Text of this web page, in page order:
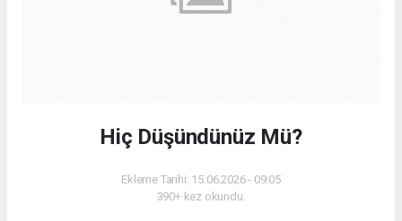
Hiç Düşündünüz Mü?
Ekleme Tarihi: 15.06.2026 - 09:05
390+ kez okundu.